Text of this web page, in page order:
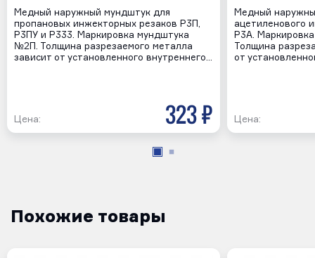
Медный наружный мундштук для
пропановых инжекторных резаков Р3П,
Р3ПУ и Р333. Маркировка мундштука
№2П. Толщина разрезаемого металла
зависит от установленного внутреннего…
Цена: 323 р
Медный
ацетиленового
Р3А.
Толщина
от
Цена:
Похожие товары